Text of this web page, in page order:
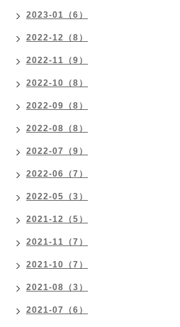
2023-01（6）
2022-12（8）
2022-11（9）
2022-10（8）
2022-09（8）
2022-08（8）
2022-07（9）
2022-06（7）
2022-05（3）
2021-12（5）
2021-11（7）
2021-10（7）
2021-08（3）
2021-07（6）